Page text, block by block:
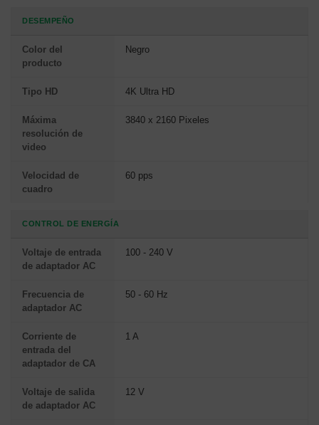
DESEMPEÑO
Color del
producto
Negro
Tipo HD 4K Ultra HD
Máxima
resolución de
video
3840 x 2160 Pixeles
Velocidad de
cuadro
60 pps
CONTROL DE ENERGÍA
Voltaje de entrada
de adaptador AC
100 - 240 V
Frecuencia de
adaptador AC
50 - 60 Hz
Corriente de
entrada del
adaptador de CA
1 A
Voltaje de salida
de adaptador AC
12 V